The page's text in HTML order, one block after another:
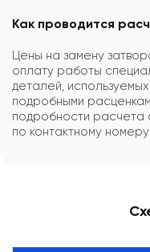
Как проводится
Цены на замену
оплату работы
деталей,
подробными
подробности расчета
по контактному